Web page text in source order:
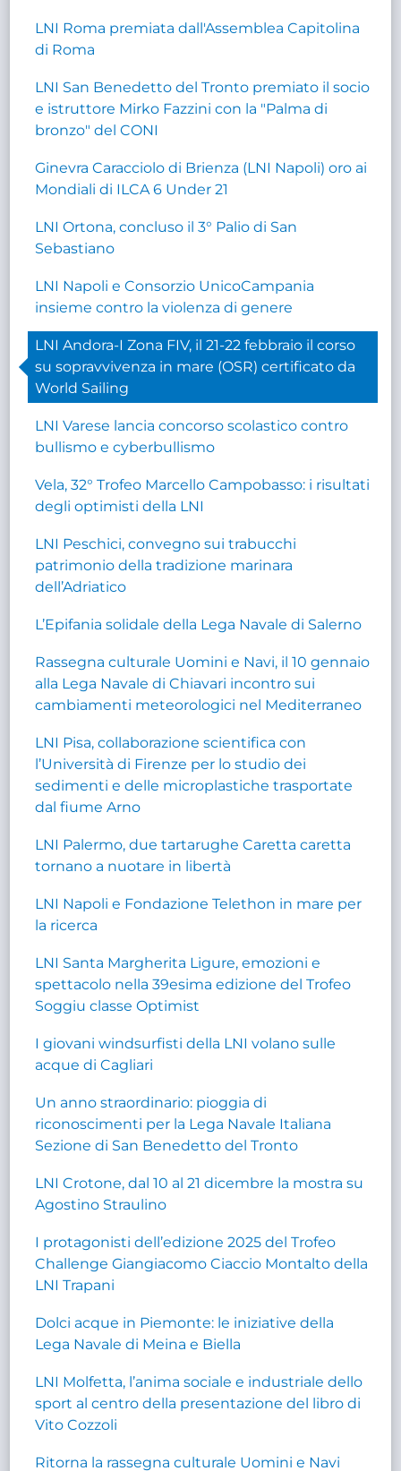
LNI Roma premiata dall'Assemblea Capitolina
di Roma
LNI San Benedetto del Tronto premiato il socio
e istruttore Mirko Fazzini con la "Palma di
bronzo" del CONI
Ginevra Caracciolo di Brienza (LNI Napoli) oro ai
Mondiali di ILCA 6 Under 21
LNI Ortona, concluso il 3° Palio di San
Sebastiano
LNI Napoli e Consorzio UnicoCampania
insieme contro la violenza di genere
LNI Andora-I Zona FIV, il 21-22 febbraio il corso
su sopravvivenza in mare (OSR) certificato da
World Sailing
LNI Varese lancia concorso scolastico contro
bullismo e cyberbullismo
Vela, 32° Trofeo Marcello Campobasso: i risultati
degli optimisti della LNI
LNI Peschici, convegno sui trabucchi
patrimonio della tradizione marinara
dell’Adriatico
L’Epifania solidale della Lega Navale di Salerno
Rassegna culturale Uomini e Navi, il 10 gennaio
alla Lega Navale di Chiavari incontro sui
cambiamenti meteorologici nel Mediterraneo
LNI Pisa, collaborazione scientifica con
l’Università di Firenze per lo studio dei
sedimenti e delle microplastiche trasportate
dal fiume Arno
LNI Palermo, due tartarughe Caretta caretta
tornano a nuotare in libertà
LNI Napoli e Fondazione Telethon in mare per
la ricerca
LNI Santa Margherita Ligure, emozioni e
spettacolo nella 39esima edizione del Trofeo
Soggiu classe Optimist
I giovani windsurfisti della LNI volano sulle
acque di Cagliari
Un anno straordinario: pioggia di
riconoscimenti per la Lega Navale Italiana
Sezione di San Benedetto del Tronto
LNI Crotone, dal 10 al 21 dicembre la mostra su
Agostino Straulino
I protagonisti dell’edizione 2025 del Trofeo
Challenge Giangiacomo Ciaccio Montalto della
LNI Trapani
Dolci acque in Piemonte: le iniziative della
Lega Navale di Meina e Biella
LNI Molfetta, l’anima sociale e industriale dello
sport al centro della presentazione del libro di
Vito Cozzoli
Ritorna la rassegna culturale Uomini e Navi